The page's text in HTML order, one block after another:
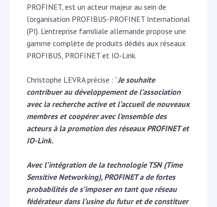
PROFINET, est un acteur majeur au sein de
l’organisation PROFIBUS-PROFINET International
(PI). L’entreprise familiale allemande propose une
gamme complète de produits dédiés aux réseaux
PROFIBUS, PROFINET et IO-Link.
Christophe LEVRA précise : ‘’Je souhaite
contribuer au développement de l’association
avec la recherche active et l’accueil de nouveaux
membres et coopérer avec l’ensemble des
acteurs à la promotion des réseaux PROFINET et
IO-Link.
Avec l’intégration de la technologie TSN (Time
Sensitive Networking), PROFINET a de fortes
probabilités de s’imposer en tant que réseau
fédérateur dans l’usine du futur et de constituer